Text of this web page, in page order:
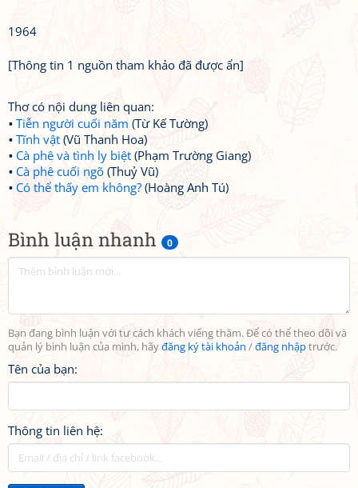
Bình luận nhanh 0
Bạn đang bình luận với tư cách khách viếng thăm. Để có thể theo dõi và
quản lý bình luận của mình, hãyđăng ký tài khoản /đăng nhậptrước.
Tên của bạn:
Thông tin liên hệ:
1964
[Thông tin 1 nguồn tham khảo đã được ẩn]
Thơ có nội dung liên quan:
Tiễn người cuối năm (Từ Kế Tường)
Tĩnh vật (Vũ Thanh Hoa)
Cà phê và tình ly biệt (Phạm Trường Giang)
Cà phê cuối ngõ (Thuỷ Vũ)
Có thể thấy em không? (Hoàng Anh Tú)